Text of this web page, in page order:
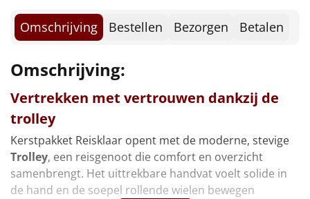
Alle artikelen
Overige
Ideeën
Personeel
Doe het zelf
Sinterklaaspakketten
Omschrijving Bestellen Bezorgen Betalen
Omschrijving:
Vertrekken met vertrouwen dankzij de
trolley
Kerstpakket Reisklaar opent met de moderne, stevige
Trolley, een reisgenoot die comfort en overzicht
samenbrengt. Het uittrekbare handvat voelt solide in
de hand en de soepel rollende wielen bewegen